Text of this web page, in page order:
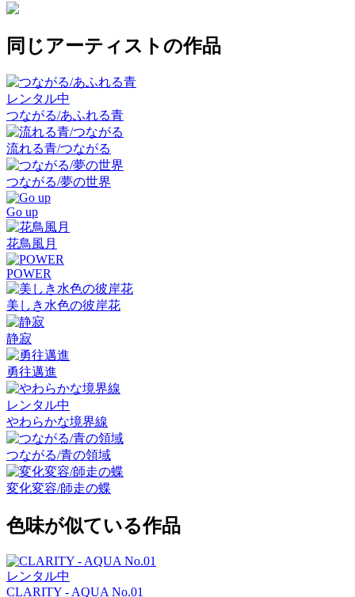
同じアーティストの作品
レンタル中
つながる/あふれる青
流れる青/つながる
つながる/夢の世界
Go up
花鳥風月
POWER
美しき水色の彼岸花
静寂
勇往邁進
レンタル中
やわらかな境界線
つながる/青の領域
変化変容/師走の蝶
色味が似ている作品
レンタル中
CLARITY - AQUA No.01